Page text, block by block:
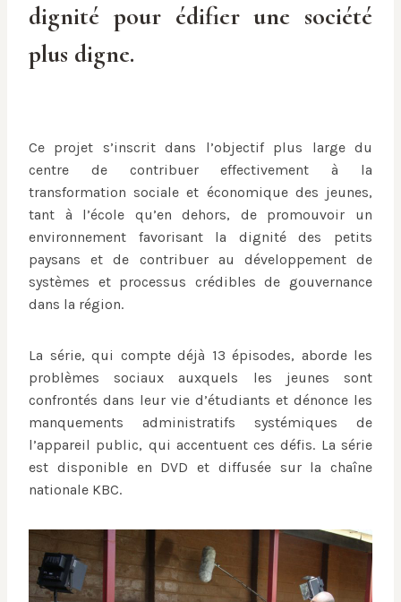
dignité pour édifier une société
plus digne.
Ce projet s’inscrit dans l’objectif plus large du
centre de contribuer effectivement à la
transformation sociale et économique des jeunes,
tant à l’école qu’en dehors, de promouvoir un
environnement favorisant la dignité des petits
paysans et de contribuer au développement de
systèmes et processus crédibles de gouvernance
dans la région.
La série, qui compte déjà 13 épisodes, aborde les
problèmes sociaux auxquels les jeunes sont
confrontés dans leur vie d’étudiants et dénonce les
manquements administratifs systémiques de
l’appareil public, qui accentuent ces défis. La série
est disponible en DVD et diffusée sur la chaîne
nationale KBC.